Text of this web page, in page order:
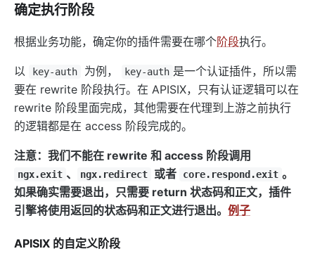
确定执行阶段
根据业务功能，确定你的插件需要在哪个阶段执行。
以 key-auth 为例， key-auth 是一个认证插件，所以需
要在 rewrite 阶段执行。在 APISIX，只有认证逻辑可以在
rewrite 阶段里面完成，其他需要在代理到上游之前执行
的逻辑都是在 access 阶段完成的。
注意：我们不能在 rewrite 和 access 阶段调用
ngx.exit 、 ngx.redirect 或者 core.respond.exit 。
如果确实需要退出，只需要 return 状态码和正文，插件
引擎将使用返回的状态码和正文进行退出。 例子
APISIX 的自定义阶段